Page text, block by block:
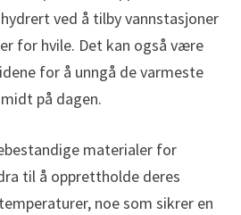
ved å tilby vannstasjoner
for hvile. Det kan også være
for å unngå de varmeste
på dagen.
materialer for
til å opprettholde deres
noe som sikrer en